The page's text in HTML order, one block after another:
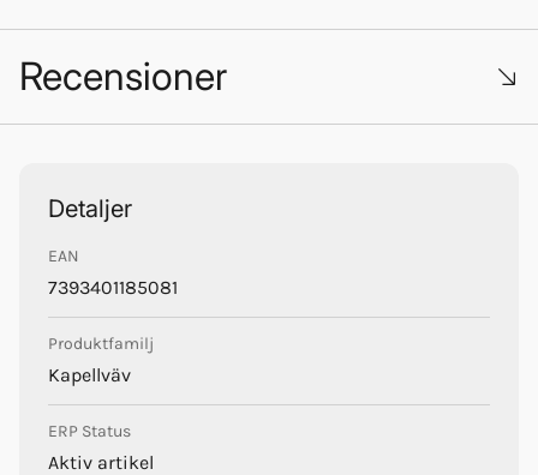
Recensioner
Detaljer
EAN
7393401185081
Produktfamilj
Kapellväv
ERP Status
Aktiv artikel